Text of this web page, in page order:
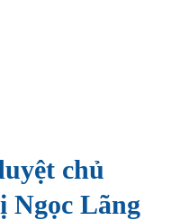
chủ
Lãng